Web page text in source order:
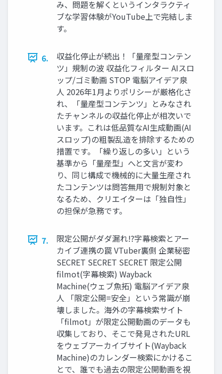
み、問題を解くというインタラクティ
ブな学習体験がYouTube上で完結しま
す。
6.
収益化停止が続出！「量産型コンテン
ツ」規制の波 収益化フィルター AIスロ
ップ/ゴミ動画 STOP 電脳アイデア泉
人 2026年1月よりポリシーが厳格化さ
れ、「量産型コンテンツ」とみなされ
たチャンネルの収益化停止が相次いで
います。これは低品質なAI生成動画(AI
スロップ)の粗製乱造を排除するための
措置です。「繰り返しの多い」という
基準から「量産型」へと文言が変わ
り、同じ構成で機械的に大量生産され
たコンテンツは問答無用で規制対象と
なるため、クリエイターは「独自性」
の担保が急務です。
7.
限定公開がダダ漏れ!?字幕検索とアー
カイブ連携の罠 VTuber裏側 企業秘密
SECRET SECRET SECRET 限定公開
filmot(字幕検索) Wayback
Machine(ウェブ魚拓) 電脳アイデア泉
人 「限定公開=安全」という常識が崩
壊しました。海外の字幕検索サイト
「filmot」が限定公開動画のデータも
収集しており、そこで発見されたURL
をウェブアーカイブサイト(Wayback
Machine)のカレンダー検索にかけるこ
とで、誰でも過去の限定公開動画を視